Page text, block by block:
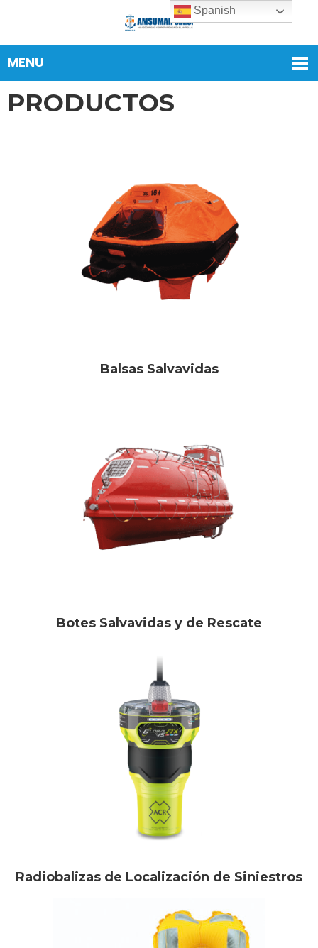
PRODUCTOS
Balsas Salvavidas
Botes Salvavidas y de Rescate
Radiobalizas de Localización de Siniestros
Spanish